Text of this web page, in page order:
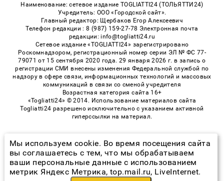
Наименование: сетевое издание TOGLIATTI24 (ТОЛЬЯТТИ24)
Учредитель: ООО «Городской сайт».
Главный редактор: Щербаков Егор Алексеевич
Телефон редакции : 8 (987) 159-27-78 Электронная почта
редакции: info@togliatti24.ru
Сетевое издание «TOGLIATTI24» зарегистрировано
Роскомнадзором, регистрационный номер серии ЭЛ № ФС 77-
79071 от 15 сентября 2020 года. 29 января 2026 г. в запись о
регистрации СМИ внесены изменения Федеральной службой по
надзору в сфере связи, информационных технологий и массовых
коммуникаций в связи со сменой учредителя
Возрастная категория сайта 16+
«Togliatti24» © 2014. Использование материалов сайта
Togliatti24 разрешено исключительно с указанием активной
гиперссылки на материал.
© 2026 «Togliatti24» | Все права защищены
Возрастная категория сайта 16+
Политика конфиденциальности
Мы используем cookie. Во время посещения сайта
вы соглашаетесь с тем, что мы обрабатываем
ваши персональные данные с использованием
метрик Яндекс Метрика, top.mail.ru, LiveInternet.